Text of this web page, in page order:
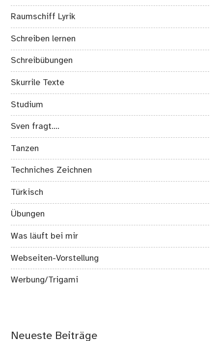
Raumschiff Lyrik
Schreiben lernen
Schreibübungen
Skurrile Texte
Studium
Sven fragt….
Tanzen
Techniches Zeichnen
Türkisch
Übungen
Was läuft bei mir
Webseiten-Vorstellung
Werbung/Trigami
Neueste Beiträge